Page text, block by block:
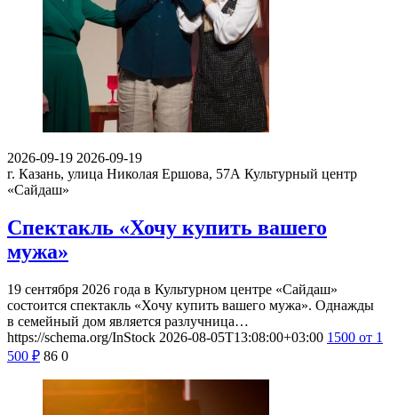
2026-09-19 2026-09-19
г. Казань, улица Николая Ершова, 57А Культурный центр
«Сайдаш»
Спектакль «Хочу купить вашего
мужа»
19 сентября 2026 года в Культурном центре «Сайдаш»
состоится спектакль «Хочу купить вашего мужа». Однажды
в семейный дом является разлучница…
https://schema.org/InStock 2026-08-05T13:08:00+03:00 1500 от 1
500 ₽ 86 0